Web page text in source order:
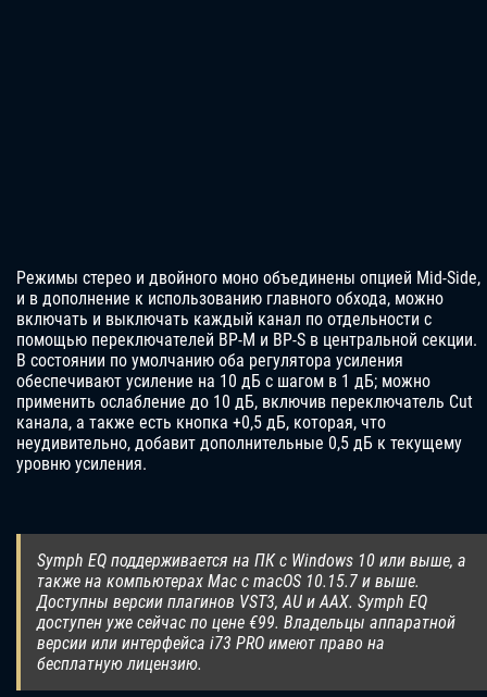
Режимы стерео и двойного моно объединены опцией Mid-Side,
и в дополнение к использованию главного обхода, можно
включать и выключать каждый канал по отдельности с
помощью переключателей BP-M и BP-S в центральной секции.
В состоянии по умолчанию оба регулятора усиления
обеспечивают усиление на 10 дБ с шагом в 1 дБ; можно
применить ослабление до 10 дБ, включив переключатель Cut
канала, а также есть кнопка +0,5 дБ, которая, что
неудивительно, добавит дополнительные 0,5 дБ к текущему
уровню усиления.
Symph EQ поддерживается на ПК с Windows 10 или выше, а
также на компьютерах Mac с macOS 10.15.7 и выше.
Доступны версии плагинов VST3, AU и AAX. Symph EQ
доступен уже сейчас по цене €99. Владельцы аппаратной
версии или интерфейса i73 PRO имеют право на
бесплатную лицензию.